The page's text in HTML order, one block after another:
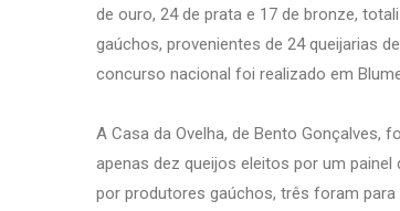
de ouro, 24 de prata e 17 de bronze,
gaúchos, provenientes de 24 queijarias
concurso nacional foi realizado em
A Casa da Ovelha, de Bento Gonçalves,
apenas dez queijos eleitos por um
por produtores gaúchos, três foram